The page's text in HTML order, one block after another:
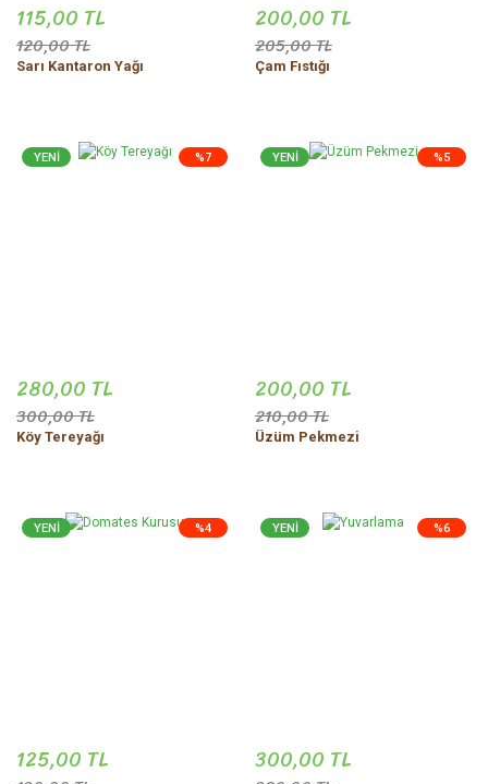
115,00 TL
120,00 TL
Sarı Kantaron Yağı
200,00 TL
205,00 TL
Çam Fıstığı
%7
YENİ
280,00 TL
300,00 TL
Köy Tereyağı
%5
YENİ
200,00 TL
210,00 TL
Üzüm Pekmezi
%4
YENİ
125,00 TL
%6
YENİ
300,00 TL